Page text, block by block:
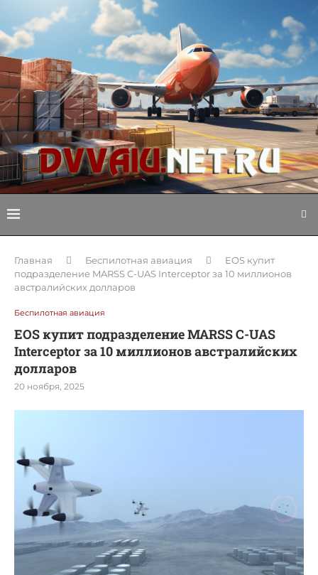
Главная Беспилотная авиация
EOS купит
подразделение MARSS C-UAS Interceptor за 10 миллионов
австралийских долларов
Беспилотная авиация
EOS купит подразделение MARSS C-UAS
Interceptor за 10 миллионов австралийских
долларов
20 ноября, 2025